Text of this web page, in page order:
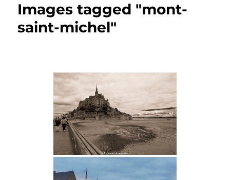
Images tagged "mont-
saint-michel"